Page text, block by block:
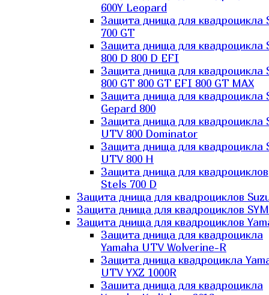
600Y Leopard
Защита днища для квадроцикла
700 GT
Защита днища для квадроцикла
800 D 800 D EFI
Защита днища для квадроцикла
800 GT 800 GT EFI 800 GT MAX
Защита днища для квадроцикла
Gepard 800
Защита днища для квадроцикла
UTV 800 Dominator
Защита днища для квадроцикла
UTV 800 H
Защита днища для квадроциклов
Stels 700 D
Защита днища для квадроциклов
Защита днища для квадроциклов SYM
Защита днища для квадроциклов
Защита днища для квадроцикла
Yamaha UTV Wolverine-R
Защита днища квадроцикла
UTV YXZ 1000R
Зашита днища для квадроцикла